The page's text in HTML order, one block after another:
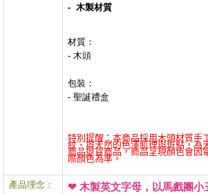
- 木製材質
材質：
- 木頭
包裝：
- 聖誕禮盒
特別提醒：本商品採用木頭材質手
紋、與天然的色澤肌理與斑點，為
商品退貨商品，商品呈現顏色會因
際顏色為準。
產品理念： ❤ 木製英文字母， 以馬戲團小